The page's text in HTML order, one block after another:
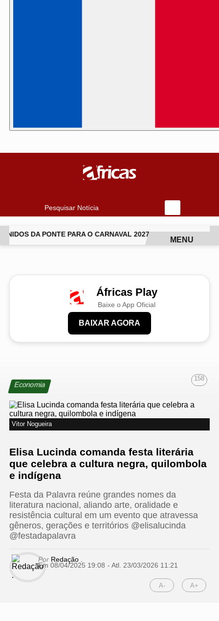
Pesquisar Notícia
DA PONTE PARA O CARNAVAL 2027 VAI-VAI ABRE
MENU
Áfricas Play
Baixe o App Oficial
BAIXAR AGORA
Economia
158
Vitor Nogueira
Elisa Lucinda comanda festa literária
que celebra a cultura negra, quilombola
e indígena
Festa da Palavra reúne grandes nomes da
literatura nacional, aliando arte, oralidade e
resistência cultural em um evento que atravessa
gêneros, gerações e territórios @elisalucinda
@festadapalavra
Por Redação .
Em 08/04/2025 19:08 - Atl. 23/03/2026 11:21
A- A+